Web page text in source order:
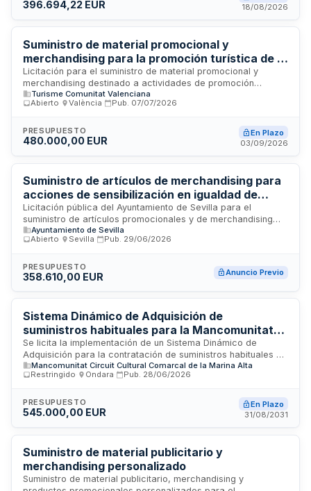
diferenciados con presupuestos máximos establecidos. El
materiales, características técnicas, calidad exigida y
cumplimiento de plazos de entrega, asumiendo además la
retirada y gestión de residuos generados.
396.694,22 EUR
18/08/2026
Suministro de material promocional y
merchandising para la promoción turística de la
Comunitat Valenciana
Licitación para el suministro de material promocional y
merchandising destinado a actividades de promoción
turística de la Comunitat Valenciana. El contrato incluye la
entrega sucesiva de bienes según las necesidades de la
adjudicación a múltiples proveedores. Se contemplan
reservas para Centros Especiales de Empleo y empresas de
Turisme Comunitat Valenciana
Abierto
València Pub. 07/07/2026
PRESUPUESTO
480.000,00 EUR
En Plazo
03/09/2026
Suministro de artículos de merchandising para
acciones de sensibilización en igualdad de
género y diversidad sexual - Ayuntamiento de
Sevilla
Licitación pública del Ayuntamiento de Sevilla para el
suministro de artículos promocionales y de merchandising
destinados a la distribución ciudadana como parte de
campañas de sensibilización sobre igualdad de género,
género. Los artículos formarán parte de acciones
comunicativas e informativas municipales dirigidas a toda la
inclusión y rechazo a cualquier forma de discriminación o
violencia.
Ayuntamiento de Sevilla
Abierto
Sevilla Pub. 29/06/2026
PRESUPUESTO
358.610,00 EUR Anuncio Previo
Sistema Dinámico de Adquisición de
suministros habituales para la Mancomunitat
Comarcal Marina Alta
Se licita la implementación de un Sistema Dinámico de
Adquisición para la contratación de suministros habituales de
la Mancomunitat Comarcal Marina Alta, entidad
supramunicipal con sede en Ondara. El sistema abarca diez
material de oficina, equipos informáticos, equipos de sonido,
material deportivo, mobiliario, electrodomésticos y alquiler
necesidades cotidianas de los distintos departamentos y
áreas de la Mancomunidad. El procedimiento, íntegramente
electrónico y abierto durante toda su vigencia, permite
adherirse en cualquier momento a cualquier empresa
interesada que acredite los requisitos de solvencia
Mancomunitat Circuit Cultural Comarcal de la Marina Alta
Restringido
Ondara Pub. 28/06/2026
PRESUPUESTO
545.000,00 EUR
En Plazo
31/08/2031
Suministro de material publicitario y
merchandising personalizado
Suministro de material publicitario, merchandising y